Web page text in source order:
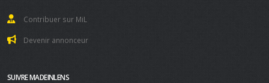
Contribuer sur MiL
Devenir annonceur
SUIVRE MADEINLENS